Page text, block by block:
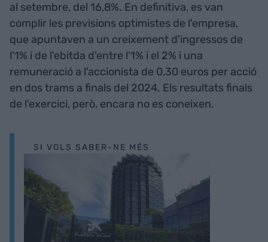
al setembre, del 16,8%. En definitiva, es van
complir les previsions optimistes de l'empresa,
que apuntaven a un creixement d'ingressos de
l'1% i de l'ebitda d'entre l'1% i el 2% i una
remuneració a l'accionista de 0,30 euros per acció
en dos trams a finals del 2024. Els resultats finals
de l'exercici, però, encara no es coneixen.
SI VOLS SABER-NE MÉS